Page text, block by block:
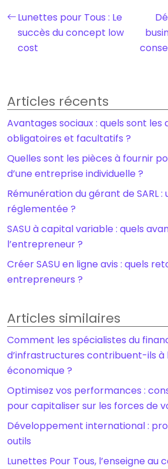
Lunettes pour Tous : Le
succès du concept low
cost
Articles récents
Avantages sociaux : quels sont les
obligatoires et facultatifs ?
Quelles sont les pièces à fournir
d’une entreprise individuelle ?
Rémunération du gérant de SARL
réglementée ?
SASU à capital variable : quels
l’entrepreneur ?
Créer SASU en ligne avis : quels
entrepreneurs ?
Articles similaires
Comment les spécialistes du
d’infrastructures contribuent-ils à
économique ?
Optimisez vos performances :
pour capitaliser sur les forces de
Développement international :
outils
Lunettes Pour Tous, l’enseigne